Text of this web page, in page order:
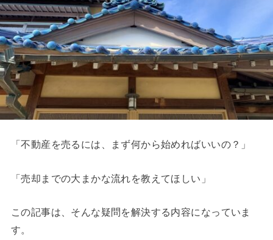
「不動産を売るには、まず何から始めればいいの？」
「売却までの大まかな流れを教えてほしい」
この記事は、そんな疑問を解決する内容になっていま
す。